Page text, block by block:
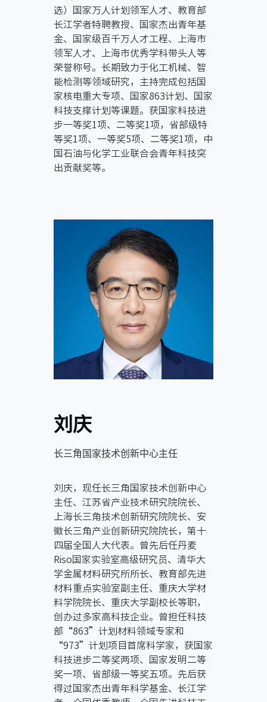
选）国家万人计划领军人才、教育部
长江学者特聘教授、国家杰出青年基
金、国家级百千万人才工程、上海市
领军人才、上海市优秀学科带头人等
荣誉称号。长期致力于化工机械、智
能检测等领域研究，主持完成包括国
家核电重大专项、国家863计划、国家
科技支撑计划等课题。获国家科技进
步一等奖1项、二等奖1项，省部级特
等奖1项、一等奖5项、二等奖1项，中
国石油与化学工业联合会青年科技突
出贡献奖等。
刘庆
长三角国家技术创新中心主任
刘庆，现任长三角国家技术创新中心
主任、江苏省产业技术研究院院长、
上海长三角技术创新研究院院长、安
徽长三角产业创新研究院院长，第十
四届全国人大代表。曾先后任丹麦
Riso国家实验室高级研究员、清华大
学金属材料研究所所长、教育部先进
材料重点实验室副主任、重庆大学材
料学院院长、重庆大学副校长等职，
创办过多家高科技企业。曾担任科技
部“863”计划材料领域专家和
“973”计划项目首席科学家，获国家
科技进步二等奖两项、国家发明二等
奖一项、省部级一等奖五项。先后获
得过国家杰出青年科学基金、长江学